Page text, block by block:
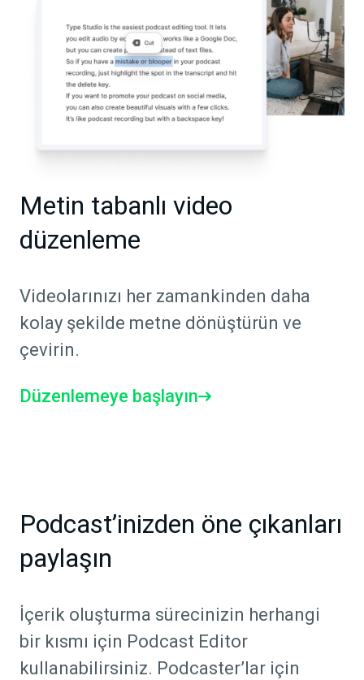
Metin tabanlı video
düzenleme
Videolarınızı her zamankinden daha
kolay şekilde metne dönüştürün ve
çevirin.
Düzenlemeye başlayın
Podcast’inizden öne çıkanları
paylaşın
İçerik oluşturma sürecinizin herhangi
bir kısmı için Podcast Editor
kullanabilirsiniz. Podcaster’lar için